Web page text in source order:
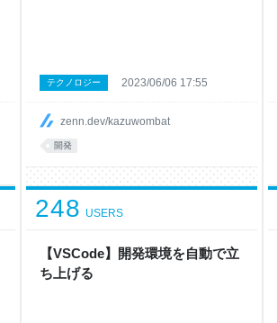
zenn.dev/kazuwombat
テクノロジー 2023/06/06 17:55
開発
【VSCode】開発環境を自動で立
ち上げる
248 USERS